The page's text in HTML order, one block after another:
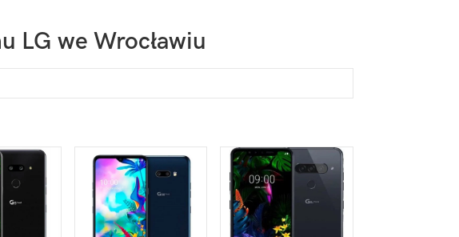
LG we Wrocławiu